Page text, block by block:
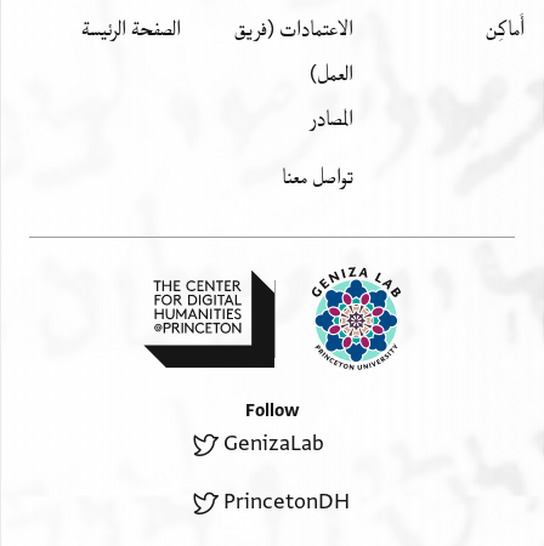
أَماكِن
الاعتمادات (فريق
العمل)
المصادر
تواصل معنا
الصفحة الرئيسة
Follow
GenizaLab
PrincetonDH